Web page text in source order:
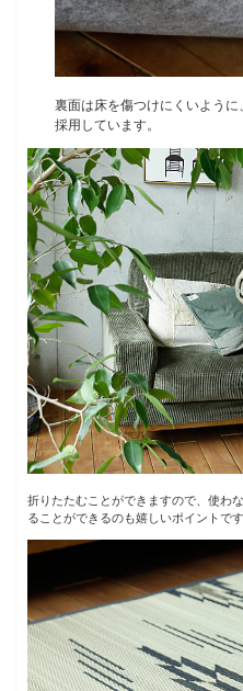
裏面は床を傷つけにくいよう
採用しています。
折りたたむことができますので、使わ
ることができるのも嬉しいポイントで